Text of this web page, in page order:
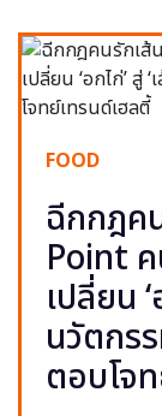
FOOD
ฉีกกฎค
Point ค
เปลี่ยน ‘
นวัตกร
ตอบโจ